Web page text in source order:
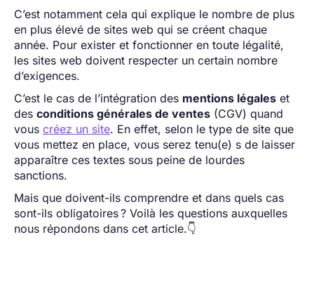
C’est notamment cela qui explique le nombre de plus
en plus élevé de sites web qui se créent chaque
année. Pour exister et fonctionner en toute légalité,
les sites web doivent respecter un certain nombre
d’exigences.
C’est le cas de l’intégration des mentions légales et
des conditions générales de ventes (CGV) quand
vous créez un site. En effet, selon le type de site que
vous mettez en place, vous serez tenu(e) s de laisser
apparaître ces textes sous peine de lourdes
sanctions.
Mais que doivent-ils comprendre et dans quels cas
sont-ils obligatoires ? Voilà les questions auxquelles
nous répondons dans cet article.👇